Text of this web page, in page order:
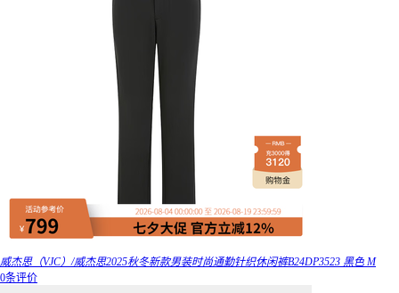
威杰思（VJC）/威杰思2025秋冬新款男装时尚通勤针织休闲裤B24DP3523 黑色 M
0条评价